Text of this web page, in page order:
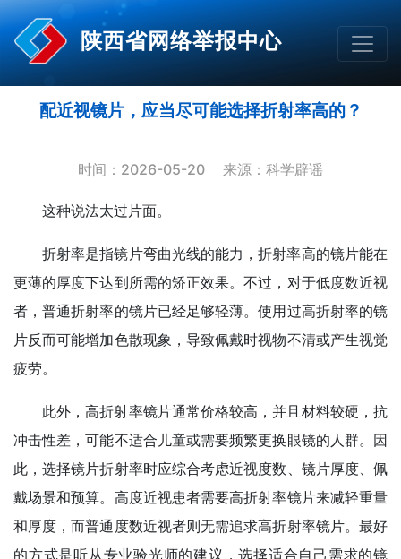
陕西省网络举报中心
配近视镜片，应当尽可能选择折射率高的？
时间：2026-05-20 来源：科学辟谣
这种说法太过片面。
折射率是指镜片弯曲光线的能力，折射率高的镜片能在
更薄的厚度下达到所需的矫正效果。不过，对于低度数近视
者，普通折射率的镜片已经足够轻薄。使用过高折射率的镜
片反而可能增加色散现象，导致佩戴时视物不清或产生视觉
疲劳。
此外，高折射率镜片通常价格较高，并且材料较硬，抗
冲击性差，可能不适合儿童或需要频繁更换眼镜的人群。因
此，选择镜片折射率时应综合考虑近视度数、镜片厚度、佩
戴场景和预算。高度近视患者需要高折射率镜片来减轻重量
和厚度，而普通度数近视者则无需追求高折射率镜片。最好
的方式是听从专业验光师的建议，选择适合自己需求的镜